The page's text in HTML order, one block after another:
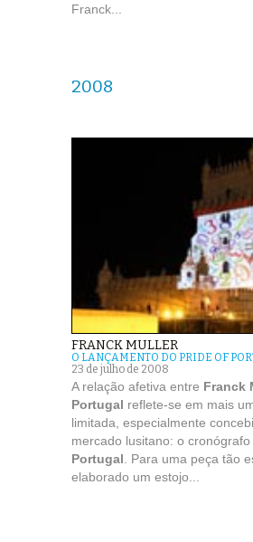
Franck...
2008
FRANCK MULLER
O LANÇAMENTO DO PRIDE OF
23 de julho de 2008
A relação afetiva entre Franck
Portugal reflete-se em mais
limitada, especialmente
mercado lusitano: o cronógrafo
Portugal . Para uma peça tão
elaborado um estojo...